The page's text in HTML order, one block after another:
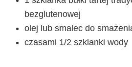
bezglutenowej
olej lub smalec do
czasami 1/2 szklanki wody